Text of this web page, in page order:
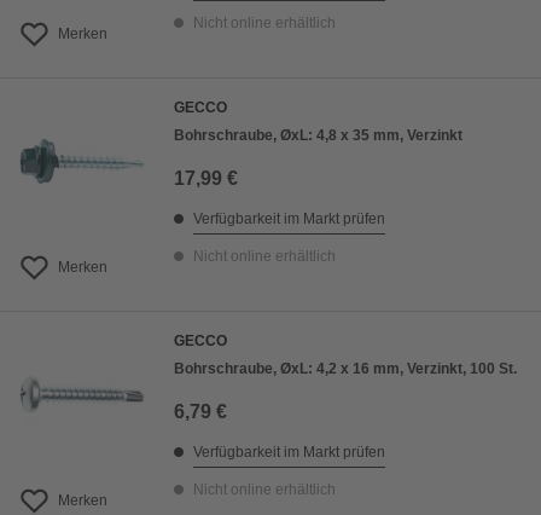
Merken
Nicht online erhältlich
Merken
GECCO
Bohrschraube, ØxL: 4,8 x 35 mm, Verzinkt
17,99 €
Verfügbarkeit im Markt prüfen
Nicht online erhältlich
Merken
GECCO
Bohrschraube, ØxL: 4,2 x 16 mm, Verzinkt, 100 St.
6,79 €
Verfügbarkeit im Markt prüfen
Nicht online erhältlich